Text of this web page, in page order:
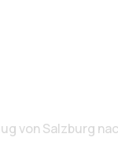
von Salzburg